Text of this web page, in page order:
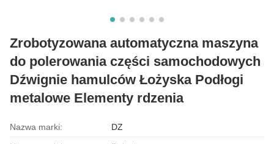
Zrobotyzowana automatyczna maszyna
do polerowania części samochodowych
Dźwignie hamulców Łożyska Podłogi
metalowe Elementy rdzenia
Nazwa marki: DZ